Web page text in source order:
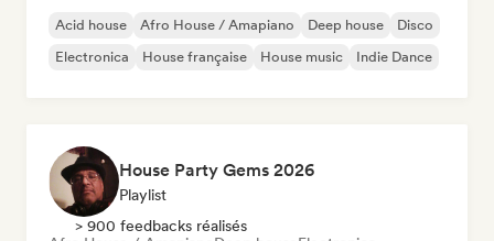
Acid house Afro House / Amapiano Deep house
Disco
Electronica
House française House music Indie Dance
House Party Gems 2026
Playlist
> 900 feedbacks réalisés